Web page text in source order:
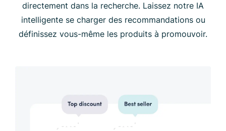
directement dans la recherche. Laissez notre IA
intelligente se charger des recommandations ou
définissez vous-même les produits à promouvoir.